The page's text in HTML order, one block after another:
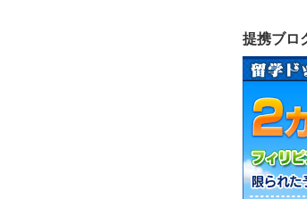
提携ブロ